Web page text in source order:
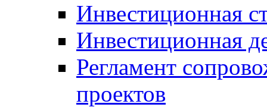
Инвестиционная
Инвестиционная
Регламент
проектов